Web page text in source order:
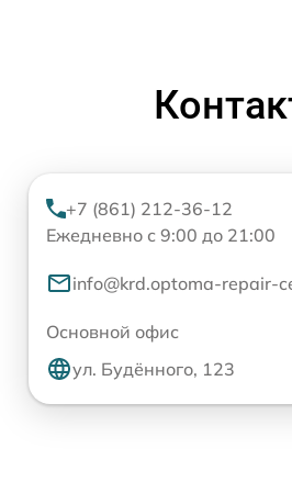
+7 (861) 212-36-12
Ежедневно с 9:00 до 21:00
info@krd.optoma-repair-
Основной офис
ул. Будённого, 123